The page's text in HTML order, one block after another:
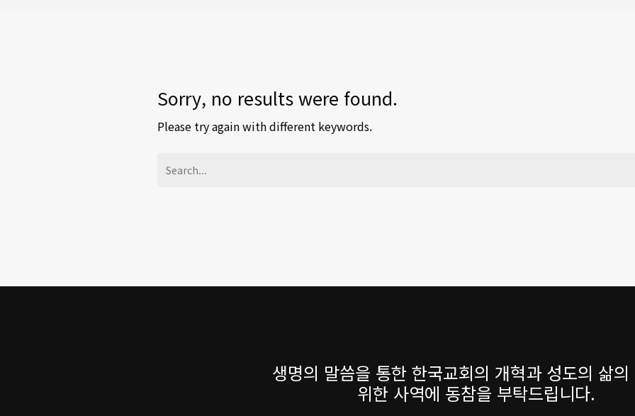
Sorry, no results were found.
Please try again with different keywords.
생명의 말씀을 통한 한국교회의 개혁과 성도의 삶의
위한 사역에 동참을 부탁드립니다.